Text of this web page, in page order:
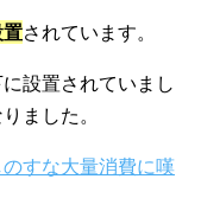
置されています。
設置されていまし
ました。
すな大量消費に嘆